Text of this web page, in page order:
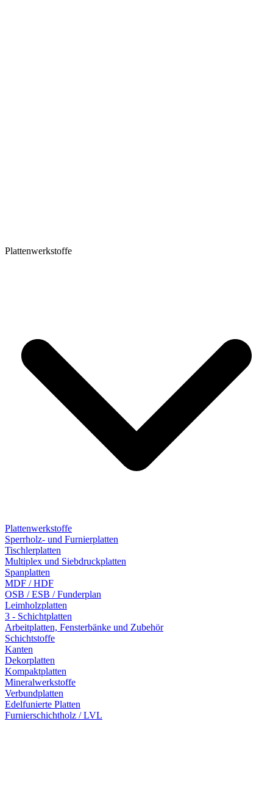
Plattenwerkstoffe
Plattenwerkstoffe
Sperrholz- und Furnierplatten
Tischlerplatten
Multiplex und Siebdruckplatten
Spanplatten
MDF / HDF
OSB / ESB / Funderplan
Leimholzplatten
3 - Schichtplatten
Arbeitplatten, Fensterbänke und Zubehör
Schichtstoffe
Kanten
Dekorplatten
Kompaktplatten
Mineralwerkstoffe
Verbundplatten
Edelfunierte Platten
Furnierschichtholz / LVL